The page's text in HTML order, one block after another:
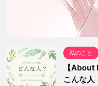
私のこと
【About
こんな人